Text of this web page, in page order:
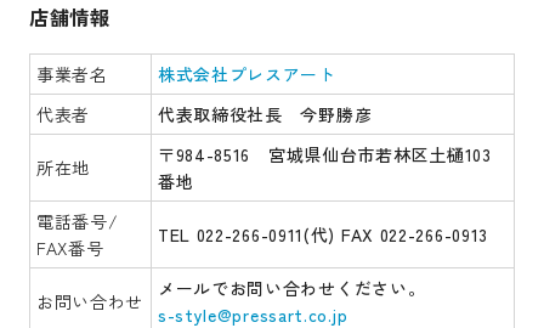
店舗情報
事業者名
株式会社プレスアート
代表者
代表取締役社長 今野勝彦
所在地
〒984-8516 宮城県仙台市若林区土樋103
番地
電話番号/
FAX番号
TEL 022-266-0911(代) FAX 022-266-0913
お問い合わせ
メールでお問い合わせください。
s-style@pressart.co.jp